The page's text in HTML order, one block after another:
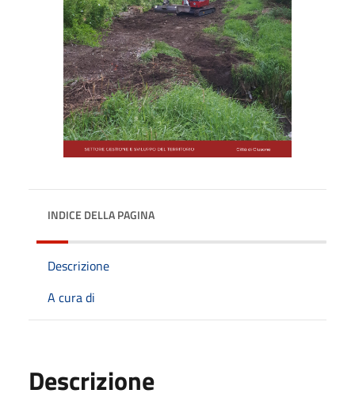
INDICE DELLA PAGINA
Descrizione
A cura di
Descrizione